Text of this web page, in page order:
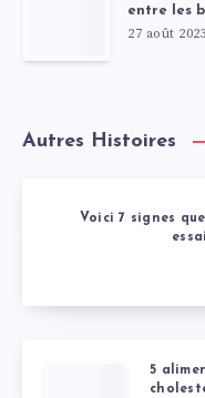
entre les
27 août 2023
Autres Histoires
Voici 7 signes
5